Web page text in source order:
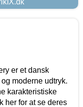
er et dansk
moderne udtryk.
karakteristiske
her for at se deres